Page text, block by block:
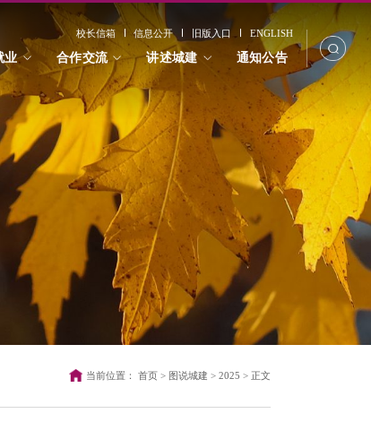
校长信箱 信息公开 旧版入口 ENGLISH
业 合作交流 讲述城建 通知公告
当前位置： 首页> 图说城建 > 2025 > 正文